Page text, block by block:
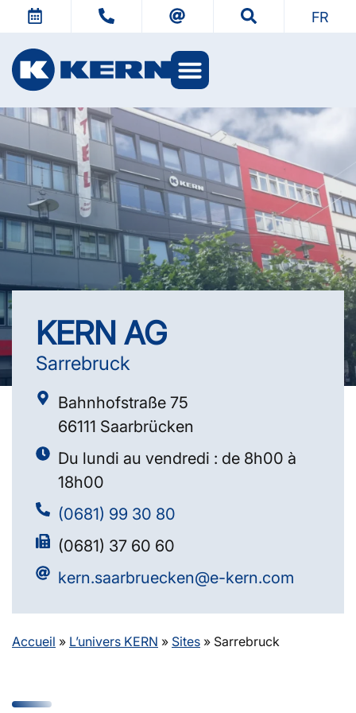
FR
KERN AG
Sarrebruck
Bahnhofstraße 75
66111 Saarbrücken
Du lundi au vendredi : de 8h00 à
18h00
(0681) 99 30 80
(0681) 37 60 60
kern.saarbruecken@e-kern.com
Accueil » L’univers KERN » Sites » Sarrebruck